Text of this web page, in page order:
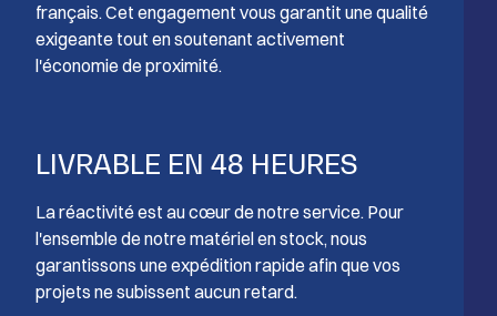
français. Cet engagement vous garantit une qualité
exigeante tout en soutenant activement
l'économie de proximité.
LIVRABLE EN 48 HEURES
La réactivité est au cœur de notre service. Pour
l'ensemble de notre matériel en stock, nous
garantissons une expédition rapide afin que vos
projets ne subissent aucun retard.